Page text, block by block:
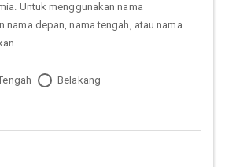
Untuk menggunakan nama
nama depan, nama tengah, atau nama
Belakang